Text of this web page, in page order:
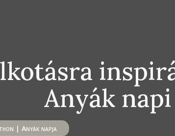
Anyák
| Anyák napja